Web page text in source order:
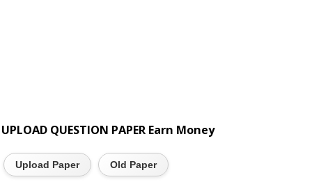
UPLOAD QUESTION PAPER Earn Money
Upload Paper Old Paper